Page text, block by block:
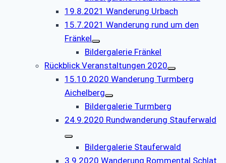
19.8.2021 Wanderung Urbach
15.7.2021 Wanderung rund um den
Fränkel
Bildergalerie Fränkel
Rückblick Veranstaltungen 2020
15.10.2020 Wanderung Turmberg
Aichelberg
Bildergalerie Turmberg
24.9.2020 Rundwanderung Stauferwald
Bildergalerie Stauferwald
3.9.2020 Wanderung Rommental Schlat